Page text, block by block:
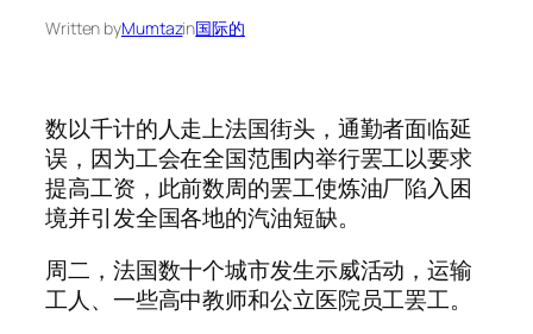
Written byMumtazin国际的
数以千计的人走上法国街头，通勤者面临延
误，因为工会在全国范围内举行罢工以要求
提高工资，此前数周的罢工使炼油厂陷入困
境并引发全国各地的汽油短缺。
周二，法国数十个城市发生示威活动，运输
工人、一些高中教师和公立医院员工罢工。